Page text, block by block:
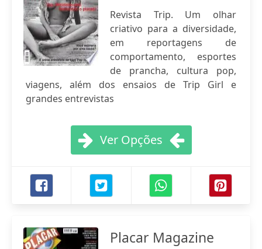
Revista Trip. Um olhar
criativo para a diversidade,
em reportagens de
comportamento, esportes
de prancha, cultura pop,
viagens, além dos ensaios de Trip Girl e
grandes entrevistas
Ver Opções
Placar Magazine